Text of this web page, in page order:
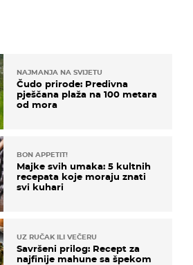
NAJMANJA NA SVIJETU
Čudo prirode: Predivna
pješčana plaža na 100 metara
od mora
BON APPETIT!
Majke svih umaka: 5 kultnih
recepata koje moraju znati
svi kuhari
UZ RUČAK ILI VEČERU
Savršeni prilog: Recept za
najfinije mahune sa špekom